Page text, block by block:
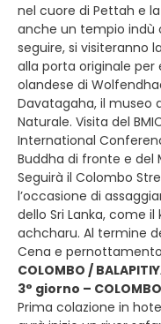
nel cuore di Pettah e
anche un tempio indù
seguire, si visiteranno
alla porta originale
olandese di
Davatagaha, il museo
Naturale. Visita del
International
Buddha di fronte e del
Seguirà il Colombo
l’occasione di
dello Sri Lanka, come
achcharu. Al termine
Cena e
COLOMBO /
3° giorno – COLOMBO
Prima colazione in